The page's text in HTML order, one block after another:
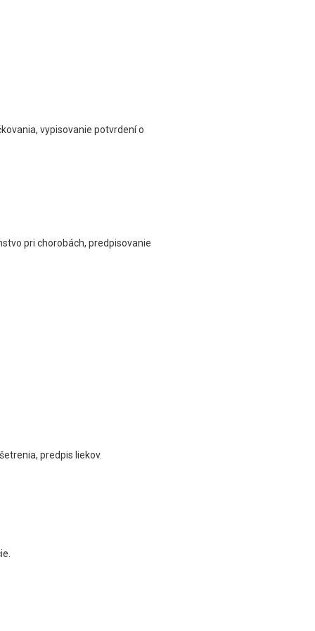
vypisovanie potvrdení o
pri chorobách, predpisovanie
predpis liekov.